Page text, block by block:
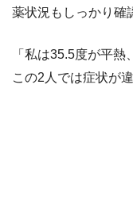
薬状況もしっかり確
「私は35.5度が平熱
この2人では症状が